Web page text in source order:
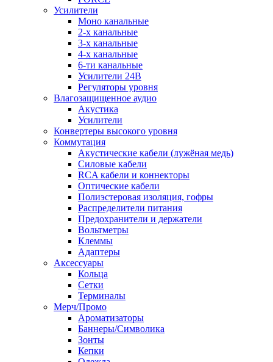
Усилители
Моно канальные
2-х канальные
3-х канальные
4-х канальные
6-ти канальные
Усилители 24В
Регуляторы уровня
Влагозащищенное аудио
Акустика
Усилители
Конвертеры высокого уровня
Коммутация
Акустические кабели (лужёная медь)
Силовые кабели
RCA кабели и коннекторы
Оптические кабели
Полиэстеровая изоляция, гофры
Распределители питания
Предохранители и держатели
Вольтметры
Клеммы
Адаптеры
Аксессуары
Кольца
Сетки
Терминалы
Мерч/Промо
Ароматизаторы
Баннеры/Символика
Зонты
Кепки